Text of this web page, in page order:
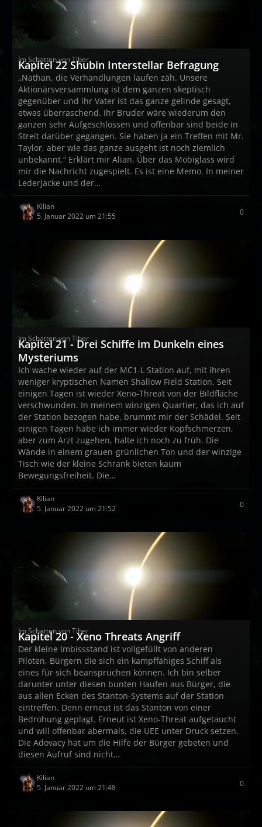
Im Schatten von Tiber
Kapitel 22 Shubin Interstellar Befragung
„Nathan, die Verhandlungen laufen zäh. Unsere
Aktionärsversammlung ist dem ganzen skeptisch
gegenüber und ihr Vater ist das ganze gelinde gesagt,
etwas überraschend. Ihr Bruder wäre wiederum den
ganzen sehr Aufgeschlossen und offenbar sind beide in
Streit darüber gegangen. Sie haben ja ein Treffen mit Mr.
Taylor, aber wie das ganze ausgeht ist noch ziemlich
unbekannt.“ Erklärt mir Alian. Über das Mobiglass wird
mir die Nachricht zugespielt. Es ist eine Memo. In meiner
Lederjacke und der…
Kilian
5. Januar 2022 um 21:55
0
Im Schatten von Tiber
Kapitel 21 - Drei Schiffe im Dunkeln eines
Mysteriums
Ich wache wieder auf der MC1-L Station auf, mit ihren
weniger kryptischen Namen Shallow Field Station. Seit
einigen Tagen ist wieder Xeno-Threat von der Bildfläche
verschwunden. In meinem winzigen Quartier, das ich auf
der Station bezogen habe, brummt mir der Schädel. Seit
einigen Tagen habe ich immer wieder Kopfschmerzen,
aber zum Arzt zugehen, halte ich noch zu früh. Die
Wände in einem grauen-grünlichen Ton und der winzige
Tisch wie der kleine Schrank bieten kaum
Bewegungsfreiheit. Die…
Kilian
5. Januar 2022 um 21:52
0
Im Schatten von Tiber
Kapitel 20 - Xeno Threats Angriff
Der kleine Imbissstand ist vollgefüllt von anderen
Piloten, Bürgern die sich ein kampffähiges Schiff als
eines für sich beanspruchen können. Ich bin selber
darunter unter diesen bunten Haufen aus Bürger, die
aus allen Ecken des Stanton-Systems auf der Station
eintreffen. Denn erneut ist das Stanton von einer
Bedrohung geplagt. Erneut ist Xeno-Threat aufgetaucht
und will offenbar abermals, die UEE unter Druck setzen.
Die Adovacy hat um die Hilfe der Bürger gebeten und
diesen Aufruf sind nicht…
Kilian
5. Januar 2022 um 21:48
0